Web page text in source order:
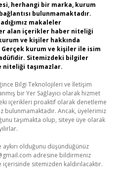
herhangi bir marka, kurum
bulunmamaktadır.
makaleler
alan içerikler haber niteliği
ve kişiler hakkında
Gerçek kurum ve kişiler ile isim
Sitemizdeki bilgiler
taşımazlar.
Bilgi Teknolojileri ve İletişim
bir Yer Sağlayıcı olarak hizmet
içerikleri proaktif olarak denetleme
bulunmamaktadır. Ancak, üyelerimiz
taşımakta olup, siteye üye olarak
olduğunu düşündüğünüz
adresine bildirmeniz
sitemizden kaldırılacaktır.